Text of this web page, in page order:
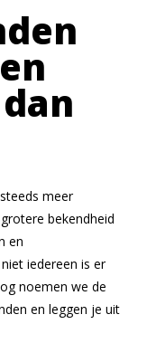
meer
bekendheid
en
iedereen is er
noemen we de
en leggen je uit